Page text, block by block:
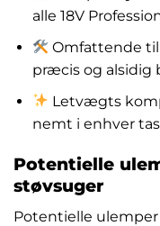
alle 18V
Omfattende
præcis og alsidig
Letvægts
nemt i enhver
Potentielle
støvsuger
Potentielle ulemper